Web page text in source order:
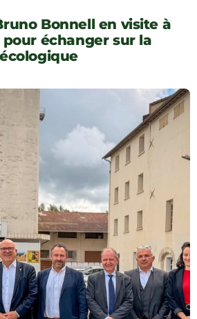
Bonnell en visite à
pour échanger sur la